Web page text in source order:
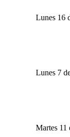
Lunes 16
Lunes 7
Martes 11